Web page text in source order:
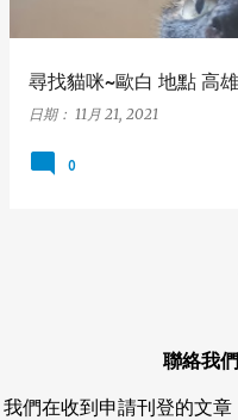
尋找貓咪~歐白 地點 高
日期： 11月 21, 2021
0
聯絡我
我們在收到申請刊登的文